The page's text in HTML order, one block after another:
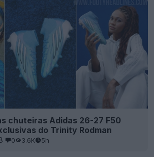
chuteiras Adidas 26-27 F50
do Trinity Rodman
0 3.6K 5h